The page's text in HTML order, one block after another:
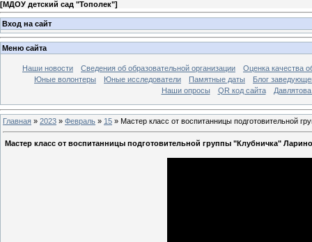
[МДОУ детский сад "Тополек"]
Вход на сайт
Меню сайта
Наши новости Сведения об образовательной организации
Оценка качества
Юные волонтеры
Юные исследователи Памятные даты
Блог
Наши опросы
QR код сайта
Главная » 2023 » Февраль » 15 » Мастер класс от воспитанницы подготовительной
Мастер класс от воспитанницы подготовительной группы "Клубничка"